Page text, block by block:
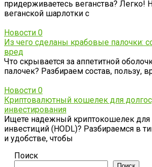
придерживаетесь веганства? Легко!
веганской шарлотки с
Новости 0
Из чего сделаны крабовые палочки:
вред
Что скрывается за аппетитной
палочек? Разбираем состав, пользу,
Новости 0
Криптовалютный кошелек для
инвестирования
Ищете надежный криптокошелек для
инвестиций (HODL)? Разбираемся в
и удобстве, чтобы
Поиск
Поиск